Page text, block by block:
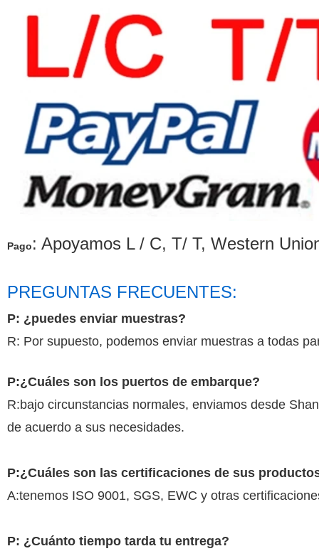
Pago: Apoyamos L / C, T/ T, Western
PREGUNTAS FRECUENTES:
P: ¿puedes enviar muestras?
R: Por supuesto, podemos enviar muestras a todas
P:¿Cuáles son los puertos de embarque?
R:bajo circunstancias normales, enviamos desde
de acuerdo a sus necesidades.
P:¿Cuáles son las certificaciones de sus
A:tenemos ISO 9001, SGS, EWC y otras
P: ¿Cuánto tiempo tarda tu entrega?